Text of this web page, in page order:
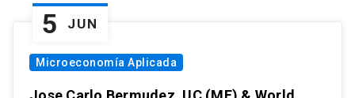
5 JUN
Microeconomía Aplicada